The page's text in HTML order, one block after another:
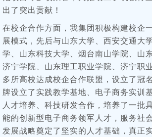
出了突出贡献！
在校企合作方面，我集团积极构建校企
展模式，先后与山东大学、西安交通大
学、山东科技大学、烟台南山学院、山
济宁学院、山东理工职业学院、济宁职
多所高校达成校企合作联盟，设立了冠
牌设立了实践教学基地、电子商务实训
人才培养、科技研发合作，培养了一批
能的创新型电子商务领军人才，服务社
发展战略奠定了坚实的人才基础，真正